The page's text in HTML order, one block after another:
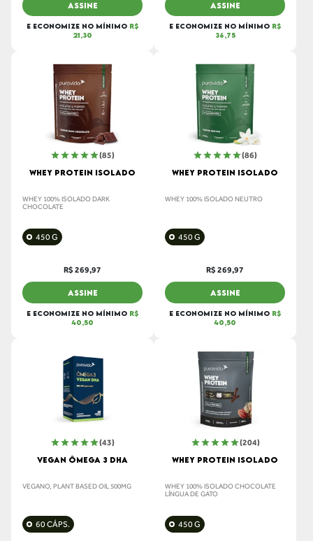
ASSINE
E ECONOMIZE NO MÍNIMO R$
21,30
ASSINE
E ECONOMIZE NO MÍNIMO R$
36,75
(85)
WHEY PROTEIN ISOLADO
WHEY 100% ISOLADO DARK
CHOCOLATE
450 G
R$ 269,97
ASSINE
E ECONOMIZE NO MÍNIMO R$
40,50
(86)
WHEY PROTEIN ISOLADO
WHEY 100% ISOLADO NEUTRO
450 G
R$ 269,97
ASSINE
E ECONOMIZE NO MÍNIMO R$
40,50
(43)
VEGAN ÔMEGA 3 DHA
VEGANO, PLANT BASED OIL 500MG
60 CÁPS.
(204)
WHEY PROTEIN ISOLADO
WHEY 100% ISOLADO CHOCOLATE
LÍNGUA DE GATO
450 G